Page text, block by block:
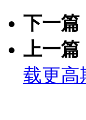
下一篇
上一篇
载更高